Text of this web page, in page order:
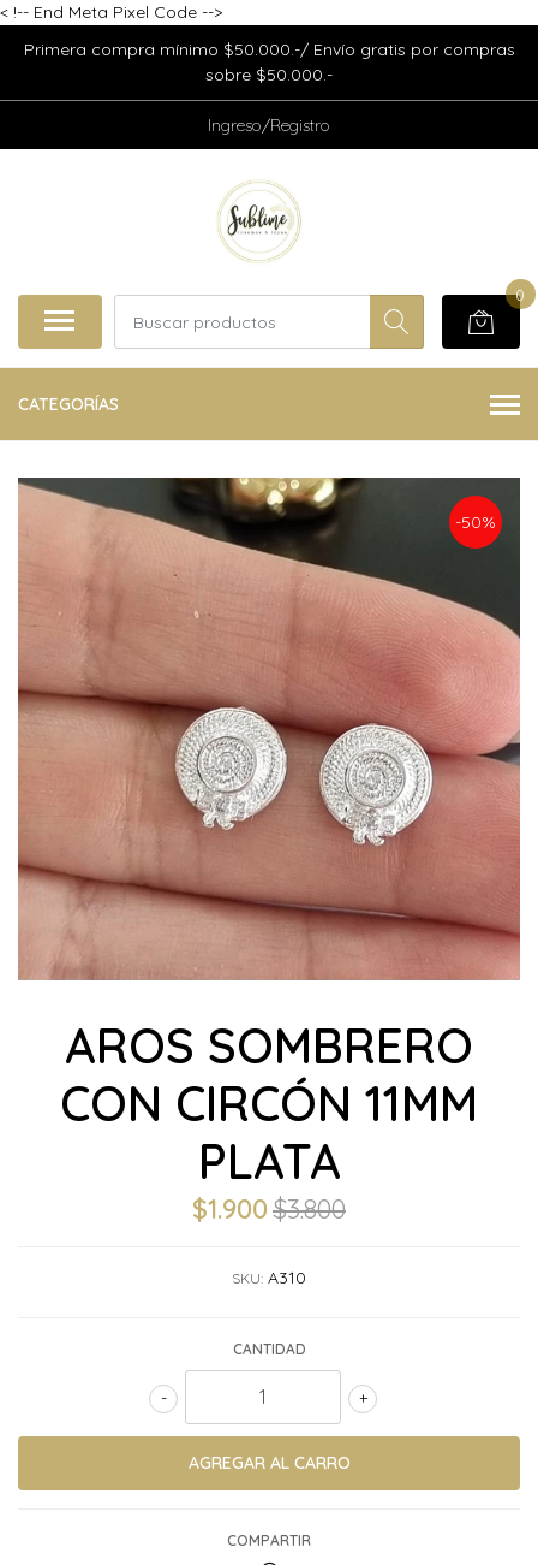
< !-- End Meta Pixel Code -->
Primera compra mínimo $50.000.-/ Envío gratis por compras
sobre $50.000.-
Ingreso/Registro
0
CATEGORÍAS
-50%
AROS SOMBRERO
CON CIRCÓN 11MM
PLATA
$1.900$3.800
SKU: A310
CANTIDAD
+
-
COMPARTIR